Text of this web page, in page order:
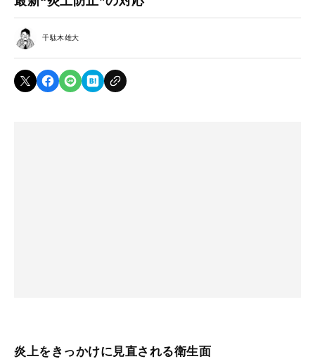
千駄木雄大
炎上をきっかけに見直される衛生面